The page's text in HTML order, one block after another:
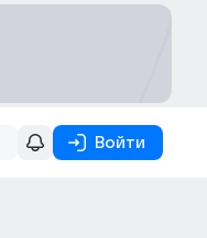
Войти